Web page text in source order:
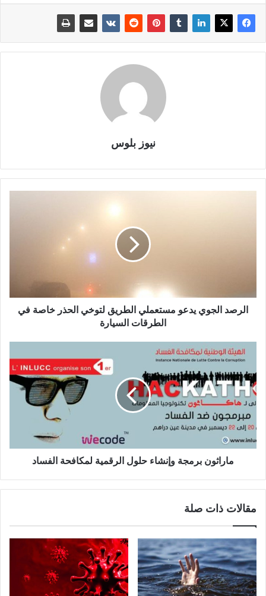
نيوز بلوس
الرصد الجوي يدعو مستعملي الطريق لتوخي الحذر خاصة في
الطرقات السيارة
ماراثون برمجة وإنشاء حلول الرقمية لمكافحة الفساد
مقالات ذات صلة